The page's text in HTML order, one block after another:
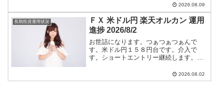
法と今後のつぁつぁつぁん戦略は【米ド
ル円】に全て書いています。
2026.08.09
長期投資運用状況
ＦＸ 米ドル円 楽天オルカン 運用
進捗 2026/8/2
お世話になります。つぁつぁつぁんで
す。米ドル円１５８円台です。介入で
す。ショートエントリー継続します。米
つぁつぁつぁん戦略は【米ドル円】に全
て書いています。
2026.08.02